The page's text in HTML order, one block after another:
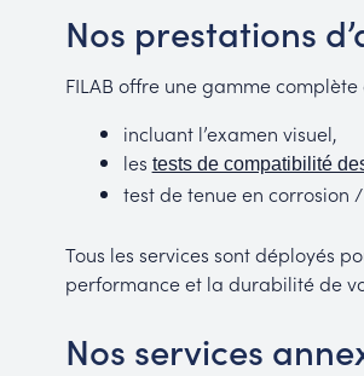
Nos prestations
FILAB offre une gamme
incluant l’examen visuel,
les tests de compatibilité
test de tenue en corrosion /
Tous les services sont déployés
performance et la durabilité de
Nos services